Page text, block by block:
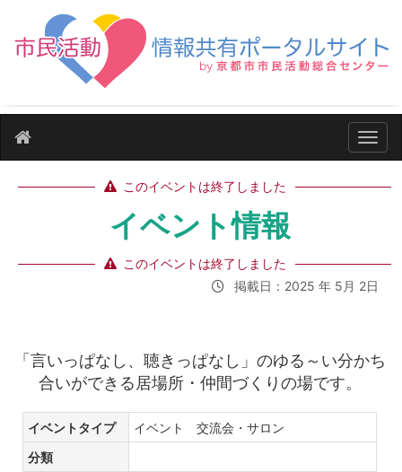
ナビ
このイベントは終了しました
イベント情報
このイベントは終了しました
掲載日：2025 年 5月 2日
「言いっぱなし、聴きっぱなし」のゆる～い分かち
合いができる居場所・仲間づくりの場です。
イベントタイプ イベント 交流会・サロン
分類